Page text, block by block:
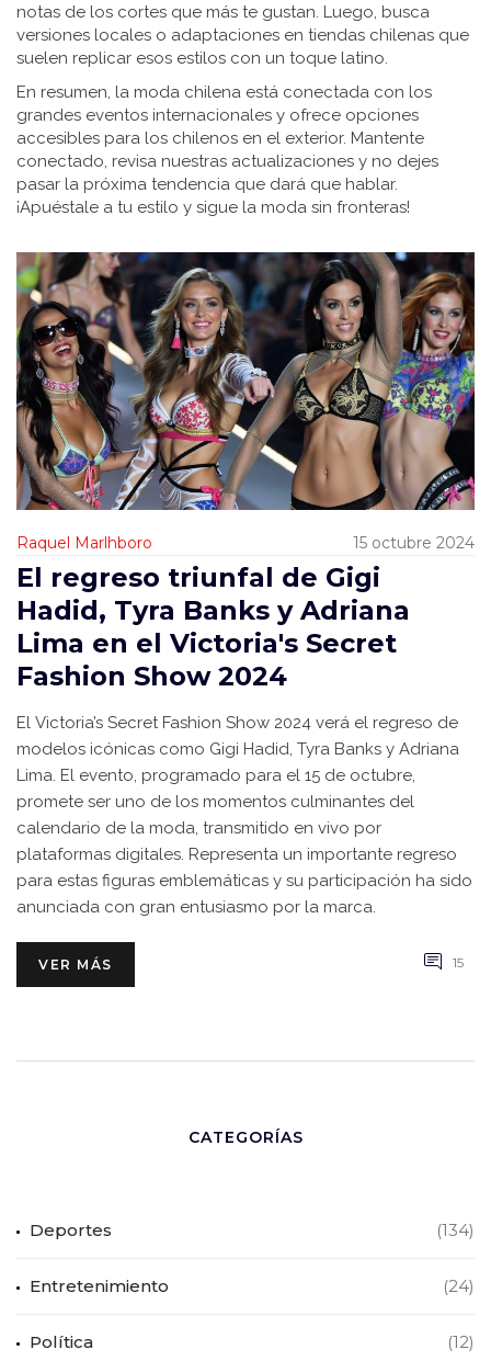
notas de los cortes que más te gustan. Luego, busca
versiones locales o adaptaciones en tiendas chilenas que
suelen replicar esos estilos con un toque latino.
En resumen, la moda chilena está conectada con los
grandes eventos internacionales y ofrece opciones
accesibles para los chilenos en el exterior. Mantente
conectado, revisa nuestras actualizaciones y no dejes
pasar la próxima tendencia que dará que hablar.
¡Apuéstale a tu estilo y sigue la moda sin fronteras!
Raquel Marlhboro 15 octubre 2024
El regreso triunfal de Gigi
Hadid, Tyra Banks y Adriana
Lima en el Victoria's Secret
Fashion Show 2024
El Victoria’s Secret Fashion Show 2024 verá el regreso de
modelos icónicas como Gigi Hadid, Tyra Banks y Adriana
Lima. El evento, programado para el 15 de octubre,
promete ser uno de los momentos culminantes del
calendario de la moda, transmitido en vivo por
plataformas digitales. Representa un importante regreso
para estas figuras emblemáticas y su participación ha sido
anunciada con gran entusiasmo por la marca.
VER MÁS 15
CATEGORÍAS
Deportes (134)
Entretenimiento (24)
Política (12)